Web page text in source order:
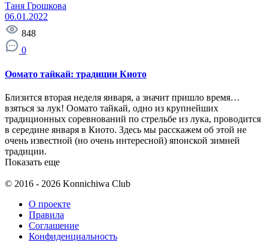
Таня Грошкова
06.01.2022
848
0
Оомато тайкай: традиции Киото
Близится вторая неделя января, а значит пришло время…
взяться за лук! Оомато тайкай, одно из крупнейших
традиционных соревнований по стрельбе из лука, проводится
в середине января в Киото. Здесь мы расскажем об этой не
очень известной (но очень интересной) японской зимней
традиции.
Показать еще
© 2016 - 2026 Konnichiwa Club
О проекте
Правила
Соглашение
Конфиденциальность